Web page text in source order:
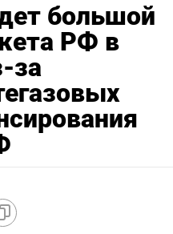
большой
РФ в
за